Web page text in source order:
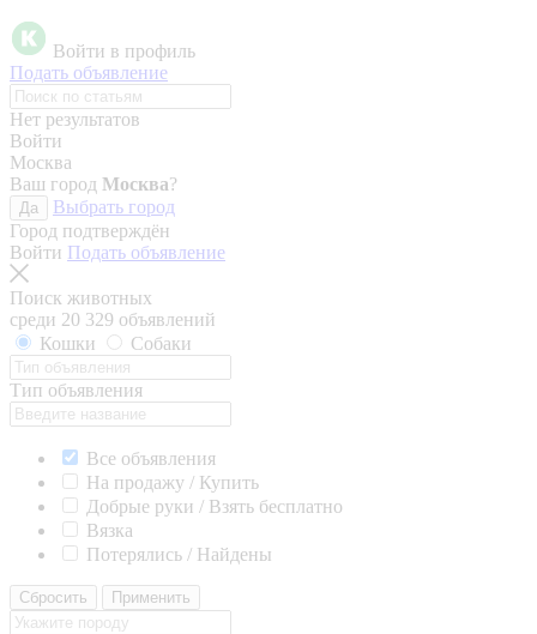
Войти в профиль
Подать объявление
Нет результатов
Войти
Москва
Ваш город Москва?
Да
Выбрать город
Город подтверждён
Войти Подать объявление
Поиск животных
среди 20 329 объявлений
Кошки
Собаки
Тип объявления
Все объявления
На продажу / Купить
Добрые руки / Взять бесплатно
Вязка
Потерялись / Найдены
Сбросить Применить